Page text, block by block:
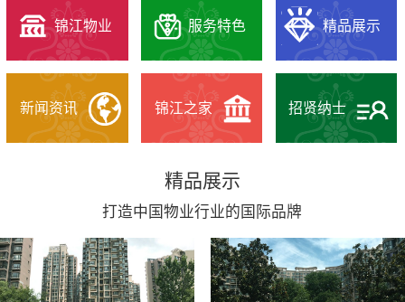
锦江物业 服务特色 精品展示
新闻资讯 锦江之家 招贤纳士
精品展示
打造中国物业行业的国际品牌